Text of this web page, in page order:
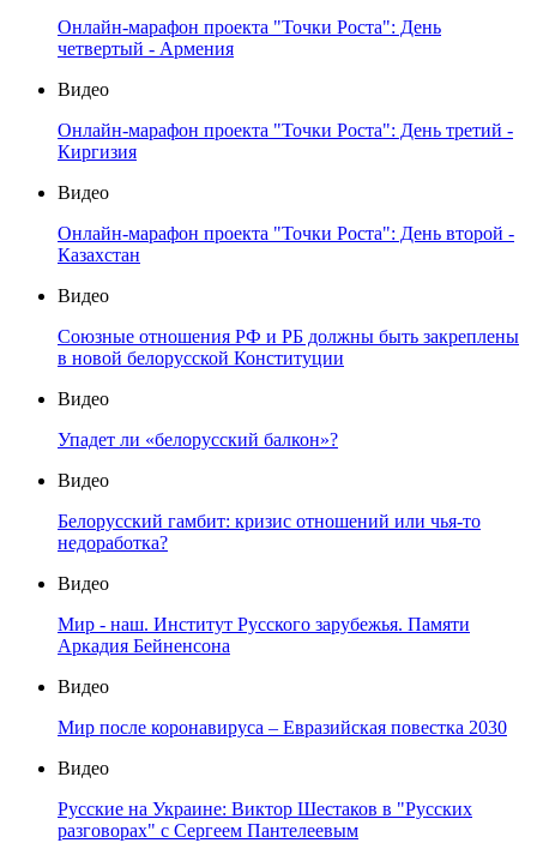
Онлайн-марафон проекта "Точки Роста": День
четвертый - Армения
Видео
Онлайн-марафон проекта "Точки Роста": День третий -
Киргизия
Видео
Онлайн-марафон проекта "Точки Роста": День второй -
Казахстан
Видео
Союзные отношения РФ и РБ должны быть закреплены
в новой белорусской Конституции
Видео
Упадет ли «белорусский балкон»?
Видео
Белорусский гамбит: кризис отношений или чья-то
недоработка?
Видео
Мир - наш. Институт Русского зарубежья. Памяти
Аркадия Бейненсона
Видео
Мир после коронавируса – Евразийская повестка 2030
Видео
Русские на Украине: Виктор Шестаков в "Русских
разговорах" с Сергеем Пантелеевым